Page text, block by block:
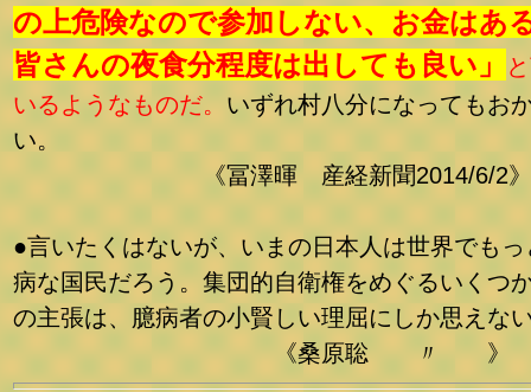
の上危険なので参加しない、お金はあ
皆さんの夜食分程度は出しても良い」
いるようなものだ。 いずれ村八分になってもお
い。
《冨澤暉 産経新聞2014/6/2》
●言いたくはないが、いまの日本人は世界でもっ
病な国民だろう。集団的自衛権をめぐるいくつ
の主張は、臆病者の小賢しい理屈にしか思えな
《桑原聡 〃 》